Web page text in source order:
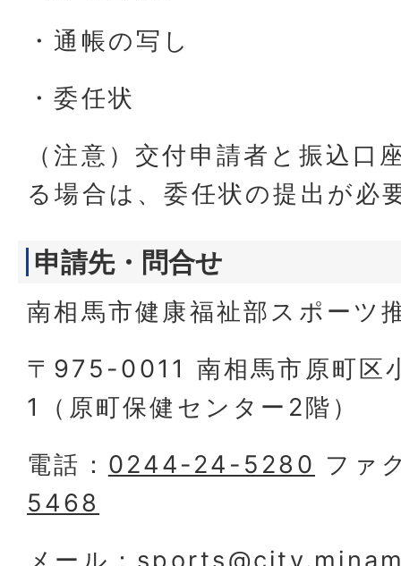
・通帳の写し
・委任状
（注意）交付申請者と振込口
る場合は、委任状の提出が必
申請先・問合せ
南相馬市健康福祉部スポーツ
〒975-0011 南相馬市原町区
1（原町保健センター2階）
電話： 0244-24-5280 ファ
5468
メール：